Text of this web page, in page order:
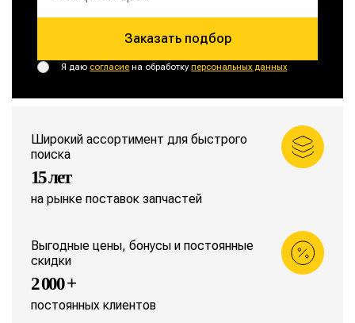
Заказать подбор
Я даю согласие на обработкуперсональных данных
Широкий ассортимент для быстрого
поиска
15 лет
на рынке поставок запчастей
Выгодные цены, бонусы и постоянные
скидки
2 000 +
постоянных клиентов